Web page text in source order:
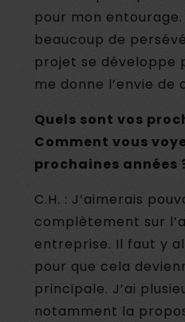
pour mon entourage.
beaucoup de
projet se
me donne l’envie de
Quels sont vos
Comment vous
prochaines années
C.H. : J’aimerais
complètement sur
entreprise. Il faut y
pour que cela
principale. J’ai
notamment la